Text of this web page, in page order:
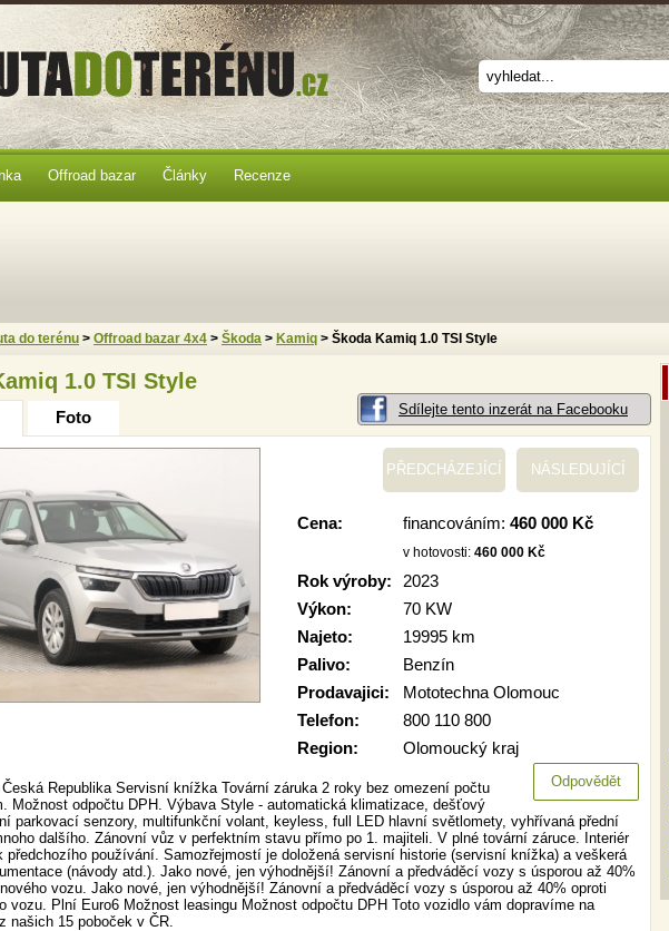
1.0 TSI Style
Sdílejte tento inzerát na Facebooku
Foto
PŘEDCHÁZEJÍCÍ NÁSLEDUJÍCÍ
Cena: financováním: 460 000 Kč
v hotovosti: 460 000 Kč
Rok výroby:
2023
Výkon:
70 KW
Najeto:
19995 km
Palivo:
Benzín
Prodavajici:
Mototechna Olomouc
Telefon:
800 110 800
Region:
Olomoucký kraj
Odpovědět
Česká Republika Servisní knížka Tovární záruka 2 roky bez omezení počtu
Možnost odpočtu DPH. Výbava Style - automatická klimatizace, dešťový
parkovací senzory, multifunkční volant, keyless, full LED hlavní světlomety, vyhřívaná přední
dalšího. Zánovní vůz v perfektním stavu přímo po 1. majiteli. V plné tovární záruce. Interiér
předchozího používání. Samozřejmostí je doložená servisní historie (servisní knížka) a veškerá
(návody atd.). Jako nové, jen výhodnější! Zánovní a předváděcí vozy s úsporou až 40%
vozu. Jako nové, jen výhodnější! Zánovní a předváděcí vozy s úsporou až 40% oproti
vozu. Plní Euro6 Možnost leasingu Možnost odpočtu DPH Toto vozidlo vám dopravíme na
našich 15 poboček v ČR.
Offroad bazar Články Recenze
do terénu > Offroad bazar 4x4 > Škoda > Kamiq > Škoda Kamiq 1.0 TSI Style